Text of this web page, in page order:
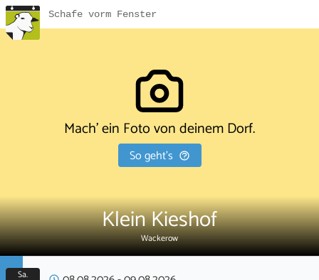
Schafe vorm Fenster
Mach' ein Foto von deinem Dorf.
So geht's
Klein Kieshof
Wackerow
Sa.